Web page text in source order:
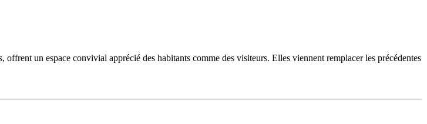
un espace convivial apprécié des habitants comme des visiteurs. Elles viennent remplacer les précédentes